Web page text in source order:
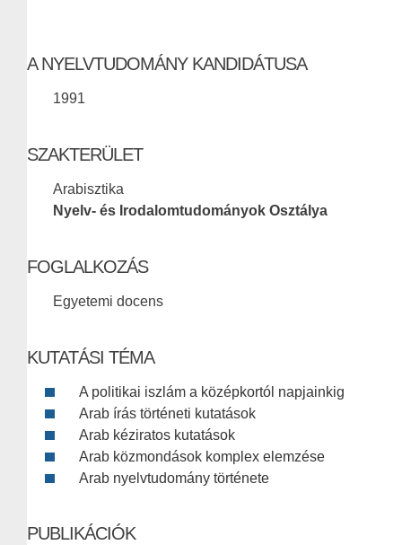
A NYELVTUDOMÁNY KANDIDÁTUSA
1991
SZAKTERÜLET
Arabisztika
Nyelv- és Irodalomtudományok Osztálya
FOGLALKOZÁS
Egyetemi docens
KUTATÁSI TÉMA
A politikai iszlám a középkortól napjainkig
Arab írás történeti kutatások
Arab kéziratos kutatások
Arab közmondások komplex elemzése
Arab nyelvtudomány története
PUBLIKÁCIÓK